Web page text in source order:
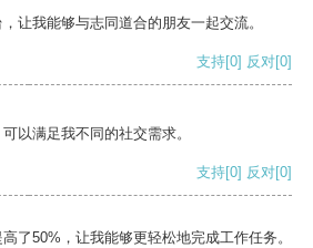
让我能够与志同道合的朋友一起交流。
支持[0] 反对[0]
以满足我不同的社交需求。
支持[0] 反对[0]
了50%，让我能够更轻松地完成工作任务。